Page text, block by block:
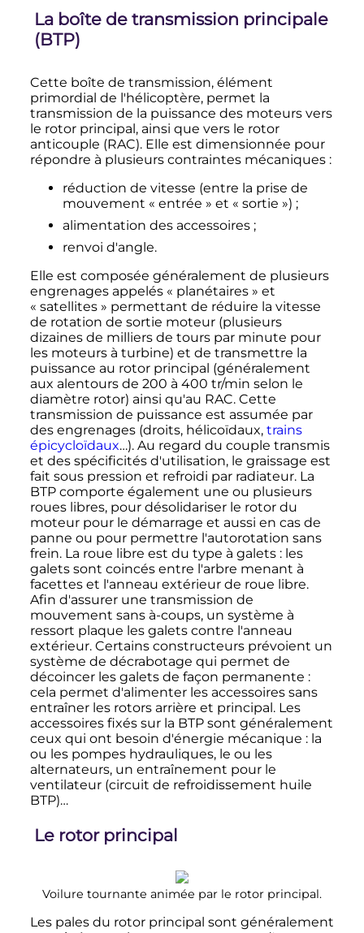
La boîte de transmission principale
(BTP)
Cette boîte de transmission, élément
primordial de l'hélicoptère, permet la
transmission de la puissance des moteurs vers
le rotor principal, ainsi que vers le rotor
anticouple (RAC). Elle est dimensionnée pour
répondre à plusieurs contraintes mécaniques :
réduction de vitesse (entre la prise de
mouvement « entrée » et « sortie ») ;
alimentation des accessoires ;
renvoi d'angle.
Elle est composée généralement de plusieurs
engrenages appelés « planétaires » et
« satellites » permettant de réduire la vitesse
de rotation de sortie moteur (plusieurs
dizaines de milliers de tours par minute pour
les moteurs à turbine) et de transmettre la
puissance au rotor principal (généralement
aux alentours de 200 à 400 tr/min selon le
diamètre rotor) ainsi qu'au RAC. Cette
transmission de puissance est assumée par
des engrenages (droits, hélicoïdaux, trains
épicycloïdaux…). Au regard du couple transmis
et des spécificités d'utilisation, le graissage est
fait sous pression et refroidi par radiateur. La
BTP comporte également une ou plusieurs
roues libres, pour désolidariser le rotor du
moteur pour le démarrage et aussi en cas de
panne ou pour permettre l'autorotation sans
frein. La roue libre est du type à galets : les
galets sont coincés entre l'arbre menant à
facettes et l'anneau extérieur de roue libre.
Afin d'assurer une transmission de
mouvement sans à-coups, un système à
ressort plaque les galets contre l'anneau
extérieur. Certains constructeurs prévoient un
système de décrabotage qui permet de
décoincer les galets de façon permanente :
cela permet d'alimenter les accessoires sans
entraîner les rotors arrière et principal. Les
accessoires fixés sur la BTP sont généralement
ceux qui ont besoin d'énergie mécanique : la
ou les pompes hydrauliques, le ou les
alternateurs, un entraînement pour le
ventilateur (circuit de refroidissement huile
BTP)…
Le rotor principal
Voilure tournante animée par le rotor principal.
Les pales du rotor principal sont généralement